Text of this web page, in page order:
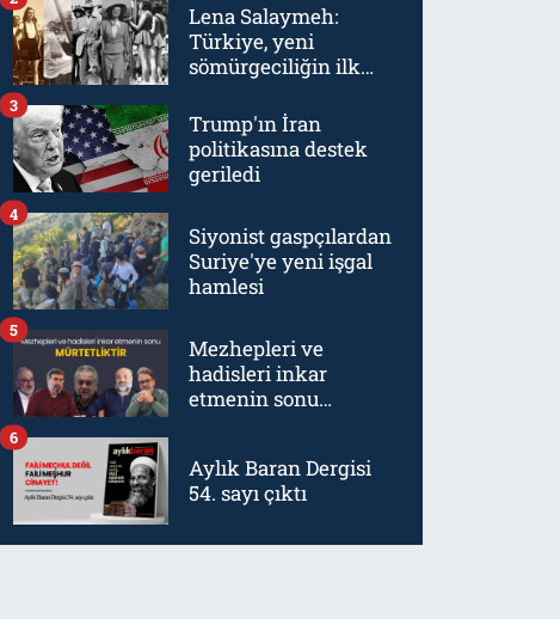
Lena Salaymeh:
Türkiye, yeni
sömürgeciliğin ilk
Trump'ın İran
politikasına destek
geriledi
3
Siyonist gaspçılardan
Suriye'ye yeni işgal
hamlesi
4
Mezhepleri ve
hadisleri inkar
etmenin sonu
5
Aylık Baran Dergisi
54. sayı çıktı
6